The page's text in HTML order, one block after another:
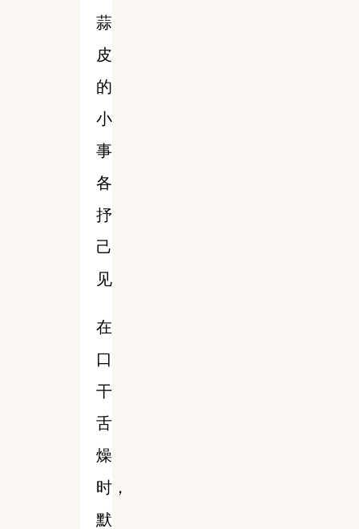
蒜
皮
的
小
事
各
抒
己
见
在
口
干
舌
燥
时，
默